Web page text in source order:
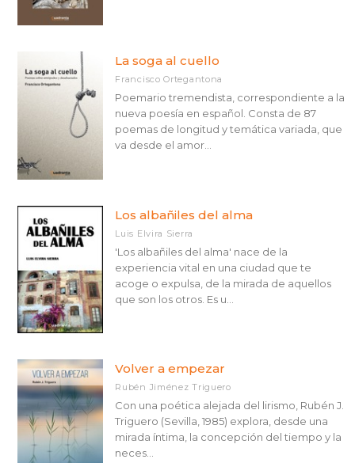
La soga al cuello
Francisco Ortegantona
Poemario tremendista, correspondiente a la
nueva poesía en español. Consta de 87
poemas de longitud y temática variada, que
va desde el amor...
Los albañiles del alma
Luis Elvira Sierra
'Los albañiles del alma' nace de la
experiencia vital en una ciudad que te
acoge o expulsa, de la mirada de aquellos
que son los otros. Es u...
Volver a empezar
Rubén Jiménez Triguero
Con una poética alejada del lirismo, Rubén J.
Triguero (Sevilla, 1985) explora, desde una
mirada íntima, la concepción del tiempo y la
neces...